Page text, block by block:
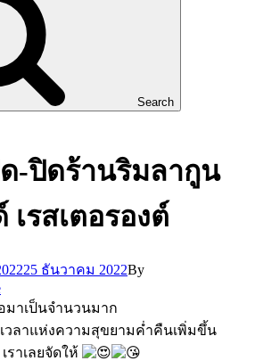
Search
ด-ปิดร้านริมลากูน
รสเตอรองต์
25 ธันวาคม 2022By
มาเป็นจำนวนมาก
เวลาแห่งความสุขยามค่ำคืนเพิ่มขึ้น
ราเลยจัดให้